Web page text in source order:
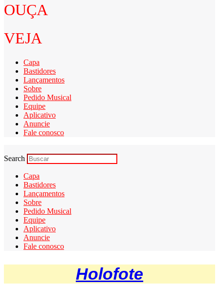
OUÇA
VEJA
Capa
Bastidores
Lançamentos
Sobre
Pedido Musical
Equipe
Aplicativo
Anuncie
Fale conosco
Search
Capa
Bastidores
Lançamentos
Sobre
Pedido Musical
Equipe
Aplicativo
Anuncie
Fale conosco
Holofote